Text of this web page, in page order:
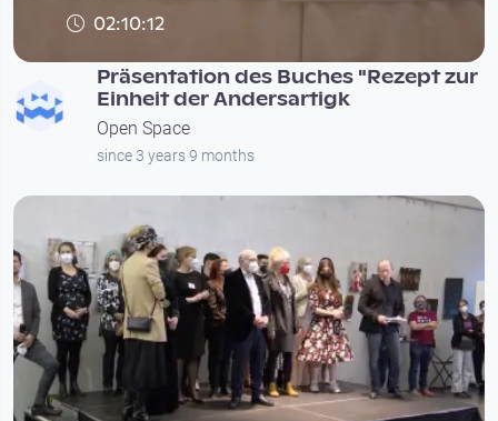
02:10:12
Präsentation des Buches "Rezept zur
Einheit der Andersartigk
Open Space
since 3 years 9 months